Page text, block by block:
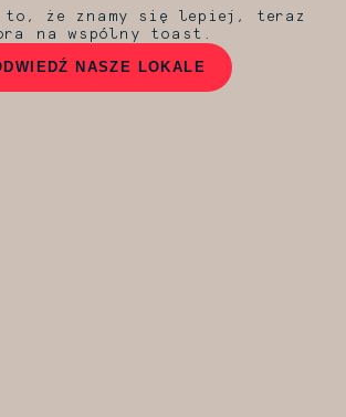
to, że znamy się lepiej, teraz
na wspólny toast.
NASZE LOKALE